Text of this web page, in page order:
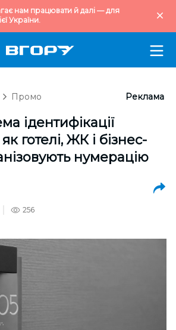
нам працювати й далі — для
України.
Промо Реклама
ідентифікації
готелі, ЖК і бізнес-
нумерацію
256